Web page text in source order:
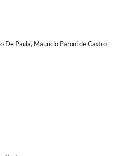
De Paula, Maurício Paroni de Castro